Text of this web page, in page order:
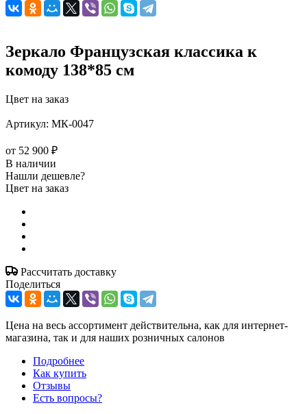
Зеркало Французская классика к
комоду 138*85 см
Цвет на заказ
Артикул: МК-0047
от 52 900 ₽
В наличии
Нашли дешевле?
Цвет на заказ
Рассчитать доставку
Поделиться
Цена на весь ассортимент действительна, как для интернет-
магазина, так и для наших розничных салонов
Подробнее
Как купить
Отзывы
Есть вопросы?